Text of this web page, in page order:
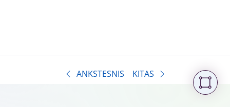
ANKSTESNIS KITAS